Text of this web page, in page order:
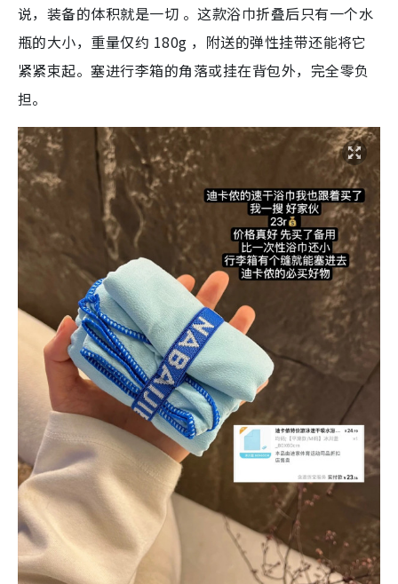
说，装备的体积就是一切 。这款浴巾折叠后只有一个水
瓶的大小，重量仅约 180g ，附送的弹性挂带还能将它
紧紧束起。塞进行李箱的角落或挂在背包外，完全零负
担。